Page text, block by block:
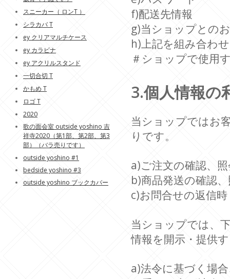
f)配送先情報
g)当ショップとの
h)上記を組み合わ
＃ショップで使用
3.個人情報の
当ショップではお
りです。
a)ご注文の確認、
b)商品発送の確認
c)お問合せの返信時
当ショップでは、
情報を開示・提供
a)法令に基づく場
スニーカー（ ロンT ）
シラカバ T
ey クリアマルチケース
ey カラビナ
ey アクリルスタンド
一切合切 T
かもめ T
ロゴ T
2020
歌の面会室 outside yoshino 吉
祥寺2020（第1部、第2部、第3
部）（バラ売りです）
outside yoshino #1
bedside yoshino #3
outside yoshino ブックカバー